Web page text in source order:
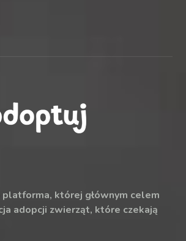
której głównym celem
adopcji zwierząt, które czekają